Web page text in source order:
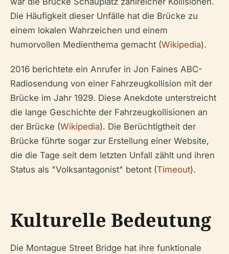
Die Häufigkeit dieser Unfälle hat die Brücke zu
einem lokalen Wahrzeichen und einem
humorvollen Medienthema gemacht (Wikipedia).
2016 berichtete ein Anrufer in Jon Faines ABC-
Radiosendung von einer Fahrzeugkollision mit der
Brücke im Jahr 1929. Diese Anekdote unterstreicht
die lange Geschichte der Fahrzeugkollisionen an
der Brücke (Wikipedia). Die Berüchtigtheit der
Brücke führte sogar zur Erstellung einer Website,
die die Tage seit dem letzten Unfall zählt und ihren
Status als "Volksantagonist" betont (Timeout).
Kulturelle Bedeutung
Die Montague Street Bridge hat ihre funktionale